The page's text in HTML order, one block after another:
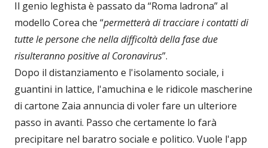
Il genio leghista è passato da “Roma ladrona” al
modello Corea che “permetterà di tracciare i contatti di
tutte le persone che nella difficoltà della fase due
risulteranno positive al Coronavirus”.
Dopo il distanziamento e l'isolamento sociale, i
guantini in lattice, l'amuchina e le ridicole mascherine
di cartone Zaia annuncia di voler fare un ulteriore
passo in avanti. Passo che certamente lo farà
precipitare nel baratro sociale e politico. Vuole l'app